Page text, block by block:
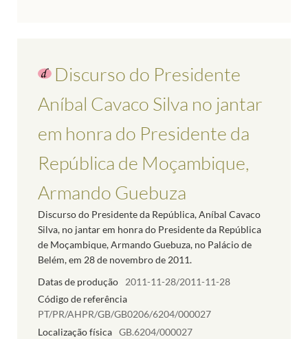
Discurso do Presidente
Aníbal Cavaco Silva no jantar
em honra do Presidente da
República de Moçambique,
Armando Guebuza
Discurso do Presidente da República, Aníbal Cavaco
Silva, no jantar em honra do Presidente da República
de Moçambique, Armando Guebuza, no Palácio de
Belém, em 28 de novembro de 2011.
Datas de produção
2011-11-28/2011-11-28
Código de referência
PT/PR/AHPR/GB/GB0206/6204/000027
Localização física GB.6204/000027